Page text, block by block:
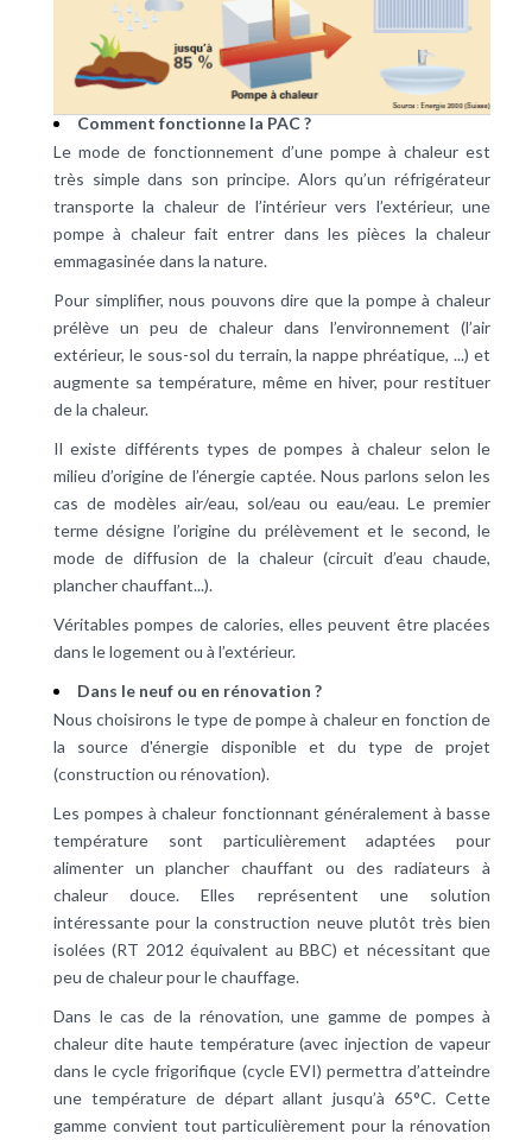
Comment fonctionne la PAC ?
Le mode de fonctionnement d’une pompe à chaleur est
très simple dans son principe. Alors qu’un réfrigérateur
transporte la chaleur de l’intérieur vers l’extérieur, une
pompe à chaleur fait entrer dans les pièces la chaleur
emmagasinée dans la nature.
Pour simplifier, nous pouvons dire que la pompe à chaleur
prélève un peu de chaleur dans l’environnement (l’air
extérieur, le sous-sol du terrain, la nappe phréatique, ...) et
augmente sa température, même en hiver, pour restituer
de la chaleur.
Il existe différents types de pompes à chaleur selon le
milieu d’origine de l’énergie captée. Nous parlons selon les
cas de modèles air/eau, sol/eau ou eau/eau. Le premier
terme désigne l’origine du prélèvement et le second, le
mode de diffusion de la chaleur (circuit d’eau chaude,
plancher chauffant...).
Véritables pompes de calories, elles peuvent être placées
dans le logement ou à l’extérieur.
Dans le neuf ou en rénovation ?
Nous choisirons le type de pompe à chaleur en fonction de
la source d'énergie disponible et du type de projet
(construction ou rénovation).
Les pompes à chaleur fonctionnant généralement à basse
température sont particulièrement adaptées pour
alimenter un plancher chauffant ou des radiateurs à
chaleur douce. Elles représentent une solution
intéressante pour la construction neuve plutôt très bien
isolées (RT 2012 équivalent au BBC) et nécessitant que
peu de chaleur pour le chauffage.
Dans le cas de la rénovation, une gamme de pompes à
chaleur dite haute température (avec injection de vapeur
dans le cycle frigorifique (cycle EVI) permettra d’atteindre
une température de départ allant jusqu’à 65°C. Cette
gamme convient tout particulièrement pour la rénovation